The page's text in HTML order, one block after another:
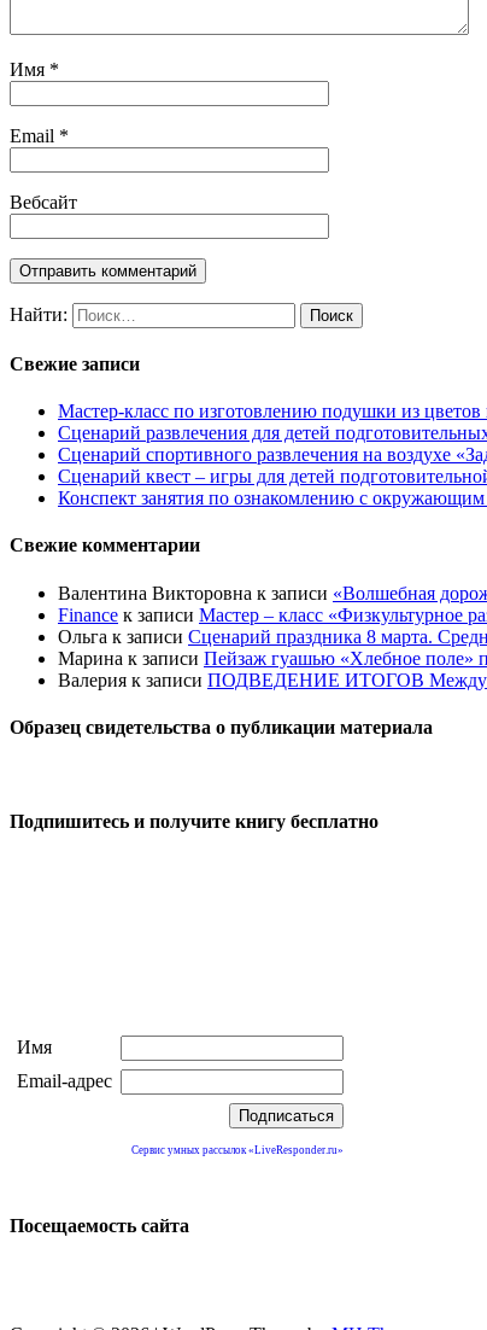
Имя *
Email *
Вебсайт
Найти:
Свежие записи
Мастер-класс по изготовлению подушки из цветов
Сценарий развлечения для детей
Сценарий спортивного развлечения на воздухе
Сценарий квест – игры для детей
Конспект занятия по ознакомлению с
Свежие комментарии
Валентина Викторовна к записи «Волшебная
Finance к записи Мастер – класс «Физкультурное
Ольга к записи Сценарий праздника 8 марта.
Марина к записи Пейзаж гуашью «Хлебное поле»
Валерия к записи ПОДВЕДЕНИЕ ИТОГОВ
Образец свидетельства о публикации материала
Подпишитесь и получите книгу бесплатно
Имя
Email-адрес
Сервис умных рассылок «LiveResponder.ru»
Посещаемость сайта